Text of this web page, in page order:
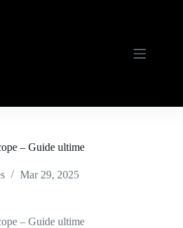
– Guide ultime
Mar 29, 2025
– Guide ultime